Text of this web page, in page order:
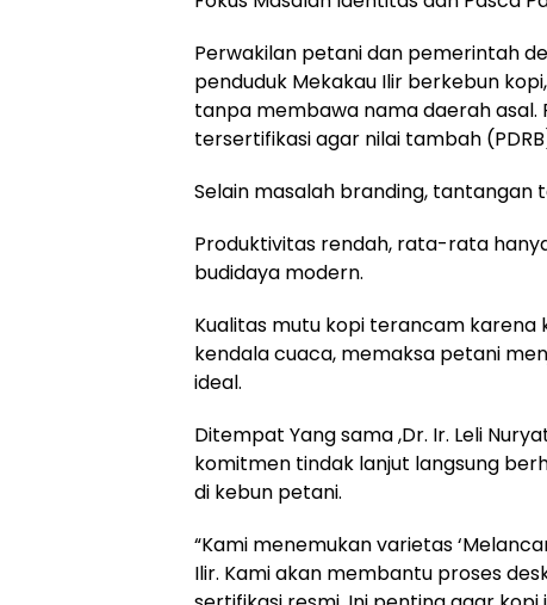
Perwakilan petani dan pemerintah
penduduk Mekakau Ilir berkebun
tanpa membawa nama daerah
tersertifikasi agar nilai tambah
Selain masalah branding, tantangan
Produktivitas rendah, rata-rata
budidaya modern.
Kualitas mutu kopi terancam
kendala cuaca, memaksa petani
ideal.
Ditempat Yang sama ,Dr. Ir. Leli
komitmen tindak lanjut langsung
di kebun petani.
“Kami menemukan varietas
Ilir. Kami akan membantu proses